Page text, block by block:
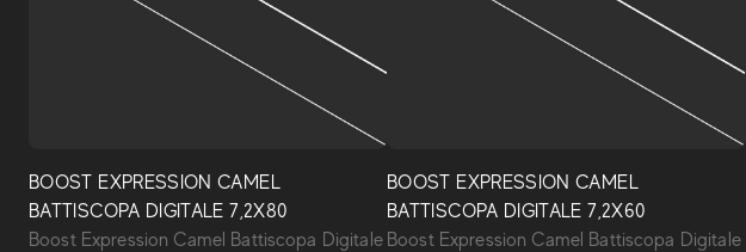
BOOST EXPRESSION CAMEL
BATTISCOPA DIGITALE 7,2X80
Boost Expression Camel Battiscopa Digitale
BOOST EXPRESSION CAMEL
BATTISCOPA DIGITALE 7,2X60
Boost Expression Camel Battiscopa Digitale